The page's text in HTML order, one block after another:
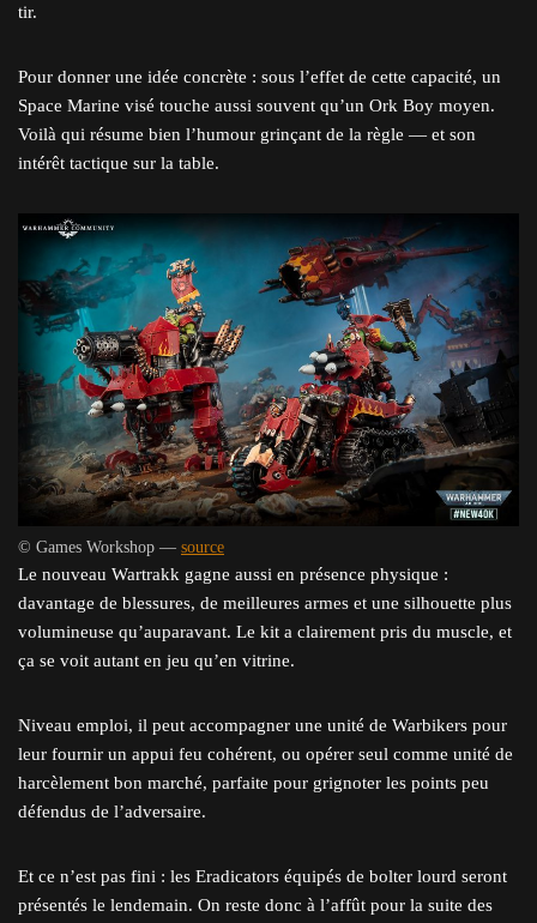
tir.
Pour donner une idée concrète : sous l’effet de cette capacité, un
Space Marine visé touche aussi souvent qu’un Ork Boy moyen.
Voilà qui résume bien l’humour grinçant de la règle — et son
intérêt tactique sur la table.
© Games Workshop — source
Le nouveau Wartrakk gagne aussi en présence physique :
davantage de blessures, de meilleures armes et une silhouette plus
volumineuse qu’auparavant. Le kit a clairement pris du muscle, et
ça se voit autant en jeu qu’en vitrine.
Niveau emploi, il peut accompagner une unité de Warbikers pour
leur fournir un appui feu cohérent, ou opérer seul comme unité de
harcèlement bon marché, parfaite pour grignoter les points peu
défendus de l’adversaire.
Et ce n’est pas fini : les Eradicators équipés de bolter lourd seront
présentés le lendemain. On reste donc à l’affût pour la suite des